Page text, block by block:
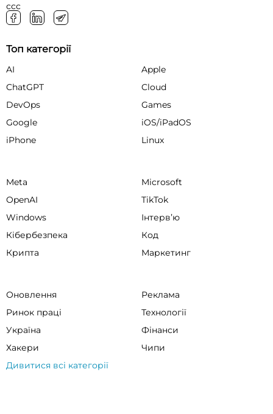
ссс
Топ категорії
AI
Apple
ChatGPT
Cloud
DevOps
Games
Google
iOS/iPadOS
iPhone
Linux
Meta
Microsoft
OpenAI
TikTok
Windows
Інтервʼю
Кібербезпека
Код
Крипта
Маркетинг
Оновлення
Реклама
Ринок праці
Технології
Україна
Фінанси
Хакери
Чипи
Дивитися всі категорії